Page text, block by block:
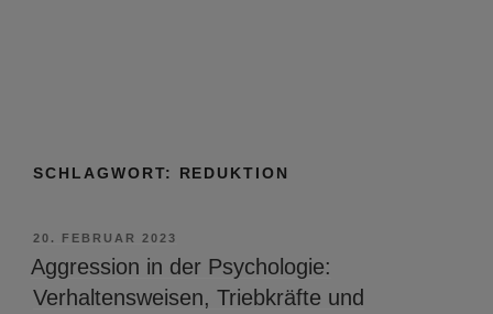
SCHLAGWORT: REDUKTION
VERÖFFENTLICHT
AM
20. FEBRUAR 2023
Aggression in der Psychologie:
Verhaltensweisen, Triebkräfte und